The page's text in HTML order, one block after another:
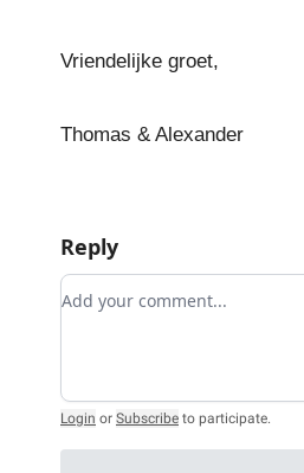
Vriendelijke groet,
Thomas & Alexander
Reply
Add your comment
Login or Subscribe to participate.